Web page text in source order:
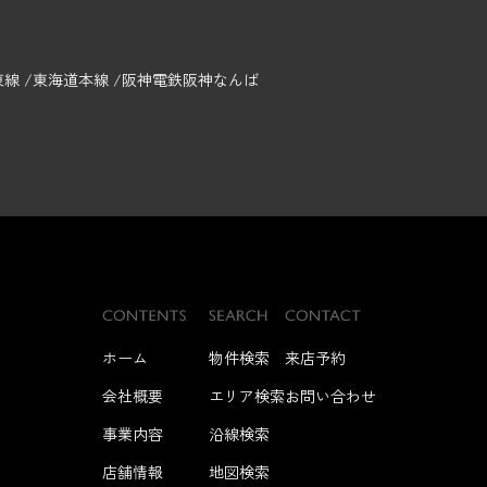
線 東海道本線 阪神電鉄阪神なんば
ホーム
会社概要
事業内容
店舗情報
物件検索
エリア検索
沿線検索
地図検索
来店予約
お問い合わせ